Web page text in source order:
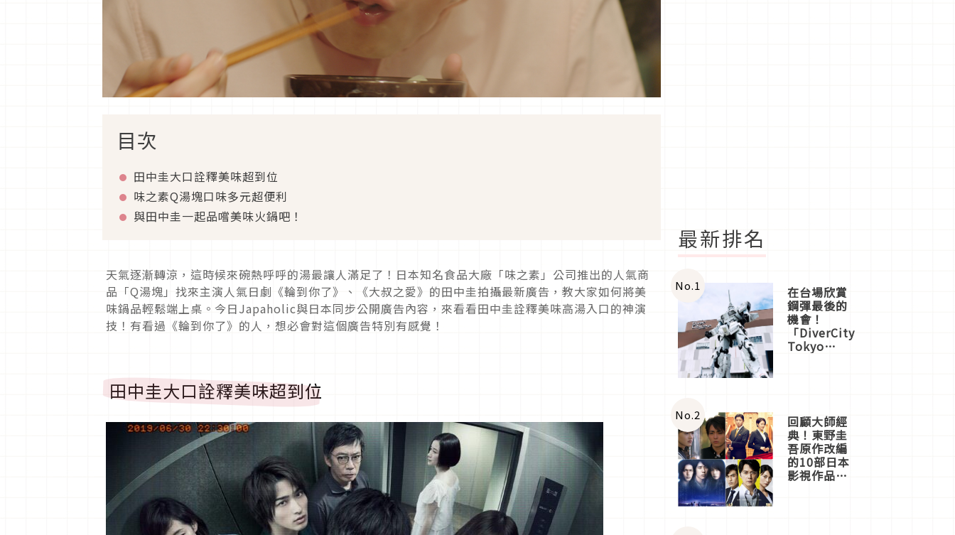
目次
田中圭大口詮釋美味超到位
味之素Q湯塊口味多元超便利
與田中圭一起品嚐美味火鍋吧！
天氣逐漸轉涼，這時候來碗熱呼呼的湯最讓人滿足了！日本知名食品大廠「味之素」公司推出的人氣商
品「Q湯塊」找來主演人氣日劇《輪到你了》、《大叔之愛》的田中圭拍攝最新廣告，教大家如何將美
味鍋品輕鬆端上桌。今日Japaholic與日本同步公開廣告內容，來看看田中圭詮釋美味高湯入口的神演
技！有看過《輪到你了》的人，想必會對這個廣告特別有感覺！
田中圭大口詮釋美味超到位
最新排名
No.1 在台場欣賞
鋼彈最後的
機會！
「DiverCity
Tokyo
體驗
No.2 回顧大師經
典！東野圭
吾原作改編
的10部日本
影視作品推